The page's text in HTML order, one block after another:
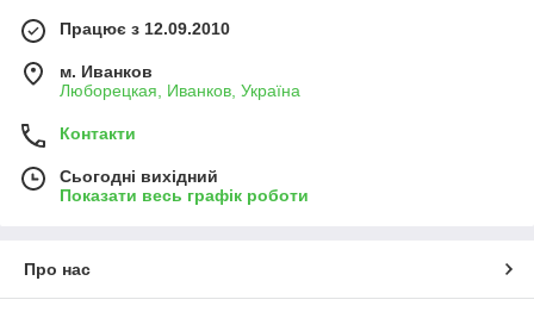
Працює з 12.09.2010
м. Иванков
Люборецкая, Иванков, Україна
Контакти
Сьогодні вихідний
Показати весь графік роботи
Про нас